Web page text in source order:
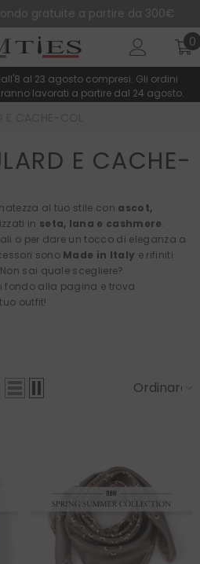
gratuite a partire da 300€
0
0
al 23 agosto compresi. Gli ordini
lavorati a partire dal 24 agosto.
E CACHE-
al tuo stile con ascot,
in seta, lana e cashmere.
o per dare un tocco di eleganza a
sono Made in Italy e rifiniti
sai quale scegliere?
fondo alla pagina e trova
outfit!
Ordinare